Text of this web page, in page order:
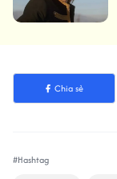
Chia sẻ
#Hashtag